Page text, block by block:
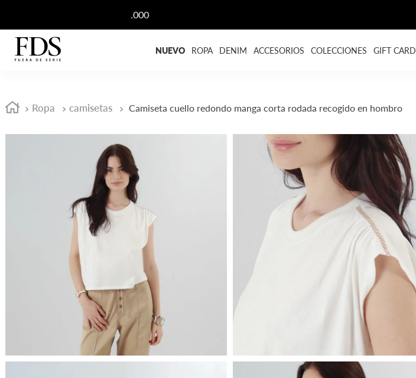
NUEVO ROPA DENIM ACCESORIOS COLECCIONES GIFT CARD
Ropa camisetas Camiseta cuello redondo manga corta rodada recogido en hombro